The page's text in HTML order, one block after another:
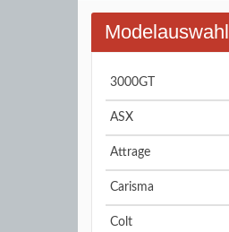
Modelauswahl
3000GT
ASX
Attrage
Carisma
Colt